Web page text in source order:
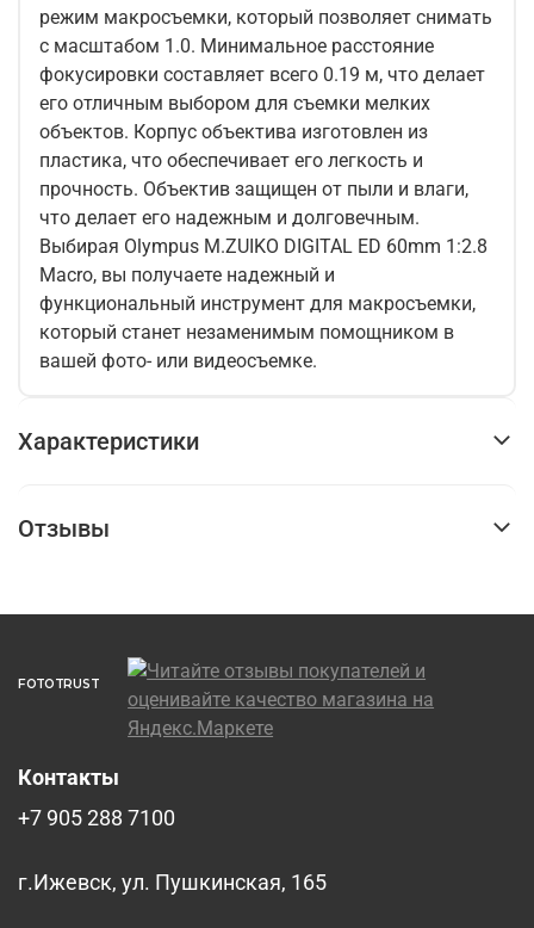
режим макросъемки, который позволяет снимать
с масштабом 1.0. Минимальное расстояние
фокусировки составляет всего 0.19 м, что делает
его отличным выбором для съемки мелких
объектов. Корпус объектива изготовлен из
пластика, что обеспечивает его легкость и
прочность. Объектив защищен от пыли и влаги,
что делает его надежным и долговечным.
Выбирая Olympus M.ZUIKO DIGITAL ED 60mm 1:2.8
Macro, вы получаете надежный и
функциональный инструмент для макросъемки,
который станет незаменимым помощником в
вашей фото- или видеосъемке.
Характеристики
Отзывы
FOTOTRUST
Контакты
+7 905 288 7100
г.Ижевск, ул. Пушкинская, 165